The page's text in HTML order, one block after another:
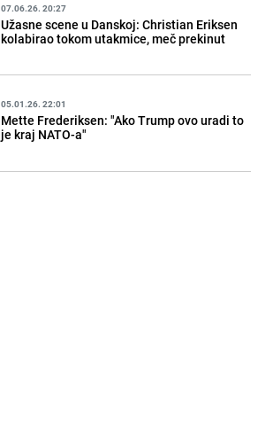
07.06.26. 20:27
Užasne scene u Danskoj: Christian Eriksen
kolabirao tokom utakmice, meč prekinut
05.01.26. 22:01
Mette Frederiksen: "Ako Trump ovo uradi to
je kraj NATO-a"